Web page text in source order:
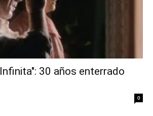
30 años enterrado
0